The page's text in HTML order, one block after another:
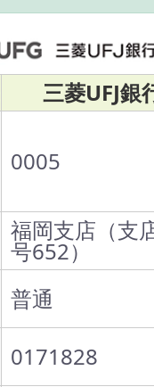
三菱UFJ銀
0005
福岡支店（支
号652）
普通
0171828